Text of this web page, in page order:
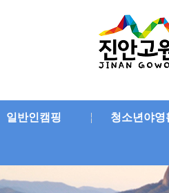
일반인캠핑 청소년야영